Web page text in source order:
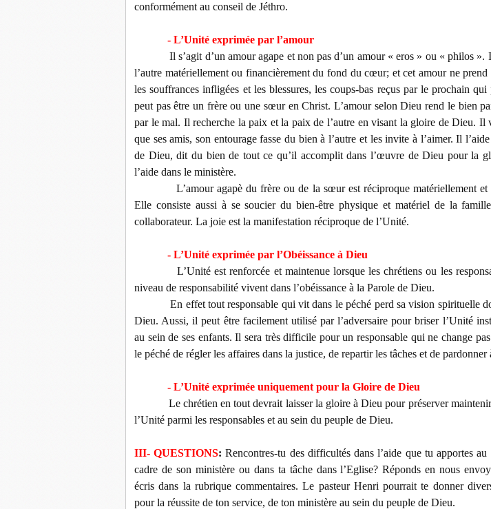
conformément au conseil de Jéthro.
- L’Unité exprimée par l’amour
Il s’agit d’un amour agape et non pas d’un amour « eros » ou « philos ».
l’autre matériellement ou financièrement du fond du cœur; et cet amour ne prend
les souffrances infligées et les blessures, les coups-bas reçus par le prochain
peut pas être un frère ou une sœur en Christ. L’amour selon Dieu rend le bien
par le mal. Il recherche la paix et la paix de l’autre en visant la gloire de Dieu. Il
que ses amis, son entourage fasse du bien à l’autre et les invite à l’aimer. Il
de Dieu, dit du bien de tout ce qu’il accomplit dans l’œuvre de Dieu pour la
l’aide dans le ministère.
L’amour agapè du frère ou de la sœur est réciproque matériellement et
Elle consiste aussi à se soucier du bien-être physique et matériel de la
collaborateur. La joie est la manifestation réciproque de l’Unité.
- L’Unité exprimée par l’Obéissance à Dieu
L’Unité est renforcée et maintenue lorsque les chrétiens ou les
niveau de responsabilité vivent dans l’obéissance à la Parole de Dieu.
En effet tout responsable qui vit dans le péché perd sa vision spirituelle
Dieu. Aussi, il peut être facilement utilisé par l’adversaire pour briser l’Unité
au sein de ses enfants. Il sera très difficile pour un responsable qui ne change
le péché de régler les affaires dans la justice, de repartir les tâches et de pardonner
- L’Unité exprimée uniquement pour la Gloire de Dieu
Le chrétien en tout devrait laisser la gloire à Dieu pour préserver
l’Unité parmi les responsables et au sein du peuple de Dieu.
III- QUESTIONS: Rencontres-tu des difficultés dans l’aide que tu apportes au
cadre de son ministère ou dans ta tâche dans l’Eglise? Réponds en nous
écris dans la rubrique commentaires. Le pasteur Henri pourrait te donner
pour la réussite de ton service, de ton ministère au sein du peuple de Dieu.